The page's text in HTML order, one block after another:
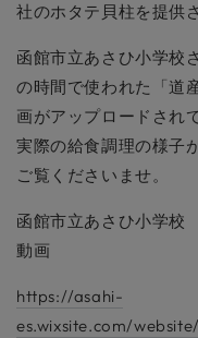
社のホタテ貝柱を提供
函館市立あさひ小学校
の時間で使われた「道
画がアップロードされ
実際の給食調理の様子
ご覧くださいませ。
函館市立あさひ小学校
動画
https://asahi-
es.wixsite.com/website/